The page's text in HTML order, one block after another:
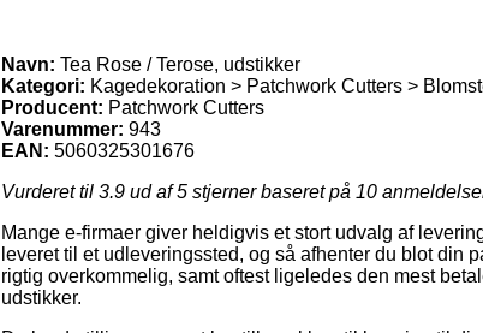
Navn: Tea Rose / Terose, udstikker
Kategori: Kagedekoration > Patchwork Cutters >
Producent: Patchwork Cutters
Varenummer: 943
EAN: 5060325301676
Vurderet til 3.9 ud af 5 stjerner baseret på 10
Mange e-firmaer giver heldigvis et stort udvalg af
leveret til et udleveringssted, og så afhenter du blot din
rigtig overkommelig, samt oftest ligeledes den mest
udstikker.